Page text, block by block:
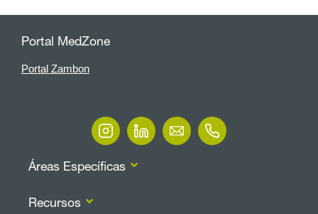
Portal MedZone
Portal Zambon
Áreas Específicas
Recursos